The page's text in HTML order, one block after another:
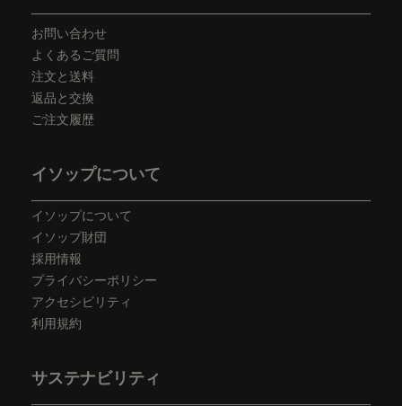
お問い合わせ
よくあるご質問
注文と送料
返品と交換
ご注文履歴
イソップについて
イソップについて
イソップ財団
採用情報
プライバシーポリシー
アクセシビリティ
利用規約
サステナビリティ